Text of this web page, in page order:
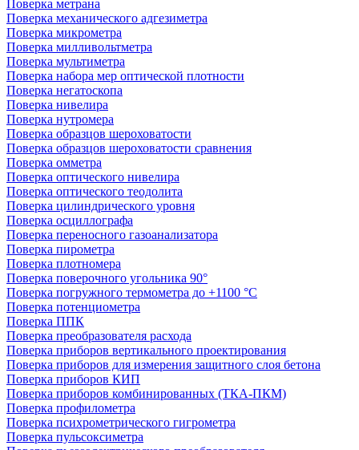
Поверка метрана
Поверка механического адгезиметра
Поверка микрометра
Поверка милливольтметра
Поверка мультиметра
Поверка набора мер оптической плотности
Поверка негатоскопа
Поверка нивелира
Поверка нутромера
Поверка образцов шероховатости
Поверка образцов шероховатости сравнения
Поверка омметра
Поверка оптического нивелира
Поверка оптического теодолита
Поверка цилиндрического уровня
Поверка осциллографа
Поверка переносного газоанализатора
Поверка пирометра
Поверка плотномера
Поверка поверочного угольника 90°
Поверка погружного термометра до +1100 °С
Поверка потенциометра
Поверка ППК
Поверка преобразователя расхода
Поверка приборов вертикального проектирования
Поверка приборов для измерения защитного слоя бетона
Поверка приборов КИП
Поверка приборов комбинированных (ТКА-ПКМ)
Поверка профилометра
Поверка психрометрического гигрометра
Поверка пульсоксиметра